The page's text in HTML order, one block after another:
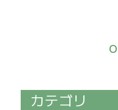
カテゴリ